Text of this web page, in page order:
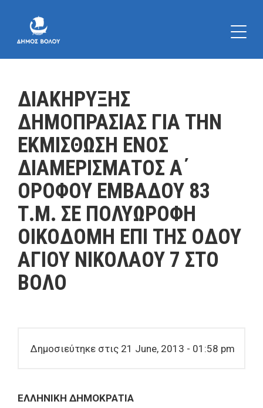
ΔΙΑΚΗΡΥΞΗΣ
ΔΗΜΟΠΡΑΣΙΑΣ ΓΙΑ ΤΗΝ
ΕΚΜΙΣΘΩΣΗ ΕΝΟΣ
ΔΙΑΜΕΡΙΣΜΑΤΟΣ Α΄
ΟΡΟΦΟΥ ΕΜΒΑΔΟΥ 83
Τ.Μ. ΣΕ ΠΟΛΥΩΡΟΦΗ
ΟΙΚΟΔΟΜΗ ΕΠΙ ΤΗΣ ΟΔΟΥ
ΑΓΙΟΥ ΝΙΚΟΛΑΟΥ 7 ΣΤΟ
ΒΟΛΟ
Δημοσιεύτηκε στις 21 June, 2013 - 01:58 pm
ΕΛΛΗΝΙΚΗ ΔΗΜΟΚΡΑΤΙΑ